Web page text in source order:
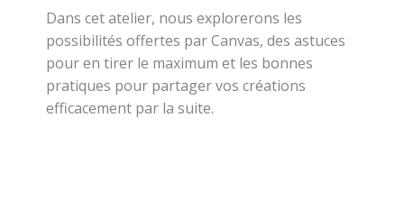
Dans cet atelier, nous explorerons les
possibilités offertes par Canvas, des astuces
pour en tirer le maximum et les bonnes
pratiques pour partager vos créations
efficacement par la suite.